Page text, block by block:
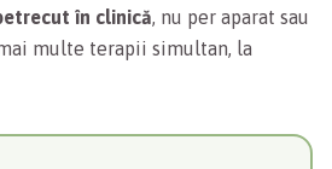
în clinică , nu per aparat sau
multe terapii simultan, la